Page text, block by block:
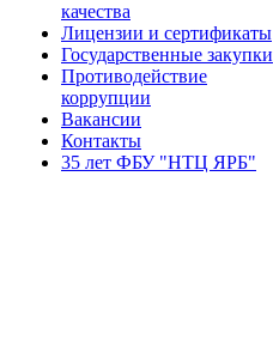
качества
Лицензии и сертификаты
Государственные закупки
Противодействие
коррупции
Вакансии
Контакты
35 лет ФБУ "НТЦ ЯРБ"